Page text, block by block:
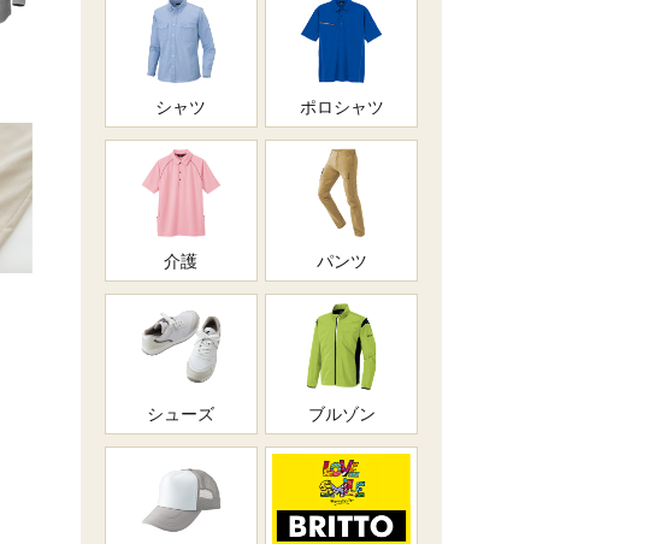
シャツ ポロシャツ
介護 パンツ
シューズ ブルゾン